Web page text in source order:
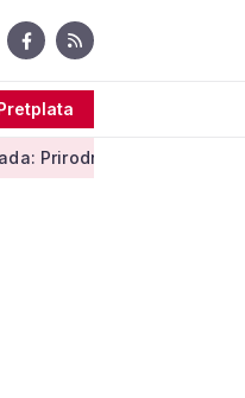
svejedno je negativan